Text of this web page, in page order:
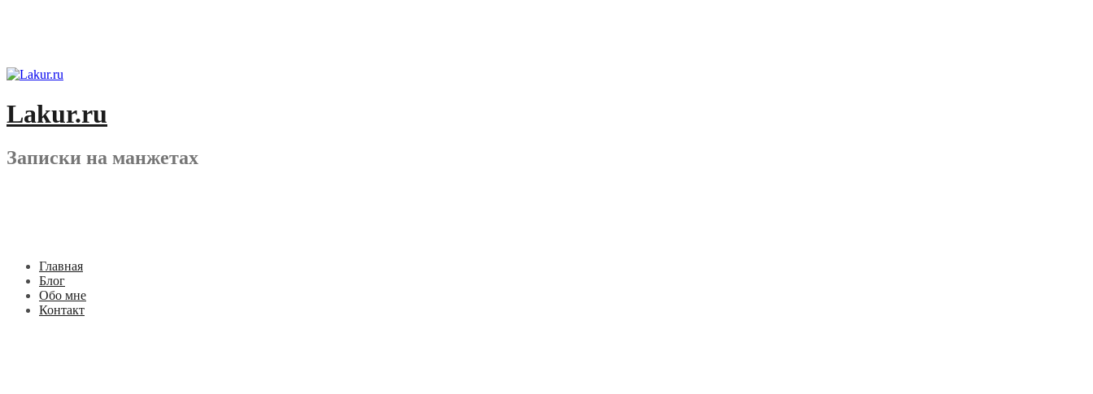
Lakur.ru
Записки на манжетах
Главная
Блог
Обо мне
Контакт